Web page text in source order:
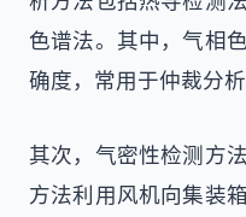
色谱法。其中，气相
确度，常用于仲裁分
其次，气密性检测方
方法利用风机向集装